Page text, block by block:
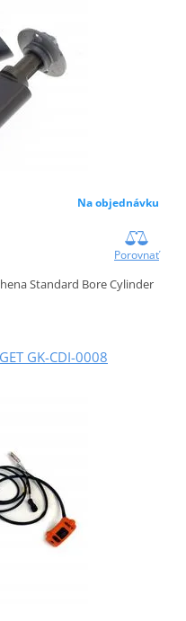
Na objednávku
Porovnať
Standard Bore Cylinder
GK-CDI-0008